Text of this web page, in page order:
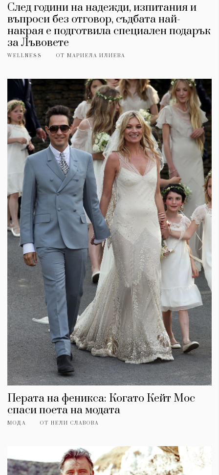
След години на надежди, изпитания и
въпроси без отговор, съдбата най-
накрая е подготвила специален подарък
за Лъвовете
WELLNESS ОТ МАРИЕЛА ИЛИЕВА
Перата на феникса: Когато Кейт Мос
спаси поета на модата
МОДА ОТ НЕЛИ СЛАВОВА